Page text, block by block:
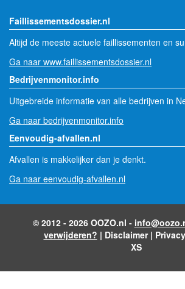
Faillissementsdossier.nl
Altijd de meeste actuele faillissementen en
Ga naar www.faillissementsdossier.nl
Bedrijvenmonitor.info
Uitgebreide informatie van alle bedrijven in
Ga naar bedrijvenmonitor.info
Eenvoudig-afvallen.nl
Afvallen is makkelijker dan je denkt.
Ga naar eenvoudig-afvallen.nl
© 2012 - 2026 OOZO.nl -
verwijderen? | Disclaimer|
XS